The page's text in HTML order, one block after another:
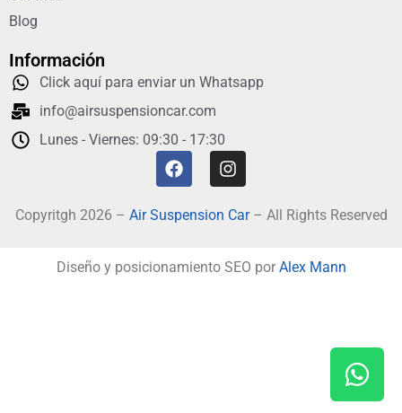
Blog
Información
Click aquí para enviar un Whatsapp
info@airsuspensioncar.com
Lunes - Viernes: 09:30 - 17:30
Copyritgh 2026 – Air Suspension Car– All Rights Reserved
Diseño y posicionamiento SEO por Alex Mann